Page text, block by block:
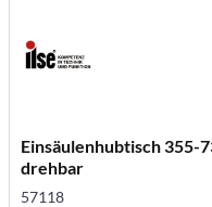
Einsäulenhubtisch 355-
drehbar
57118